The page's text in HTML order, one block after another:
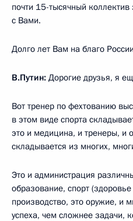
почти 15-тысячный
с Вами.
Долго лет Вам на благо
В.Путин: Дорогие друзья, я
Вот тренер по фехтованию
в этом виде спорта
это и медицина, и тренеры, и
складывается из многих,
Это и администрация
образование, спорт
производство, это оружие, и
успеха, чем сложнее задачи,